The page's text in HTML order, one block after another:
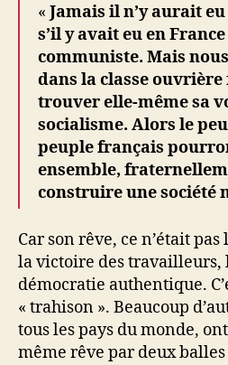
« Jamais il n’y aurait
s’il y avait eu en
communiste. Mais
dans la classe
trouver elle-même sa
socialisme. Alors le
peuple français
ensemble,
construire une société
Car son rêve, ce n’était
la victoire des travailleurs,
démocratie authentique.
« trahison ». Beaucoup
tous les pays du monde,
même rêve par deux